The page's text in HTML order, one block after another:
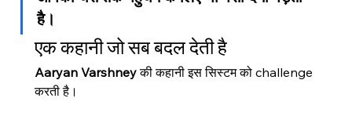
है।
एक कहानी जो सब बदल देती है
Aaryan Varshney की कहानी इस सिस्टम को challenge
करती है।